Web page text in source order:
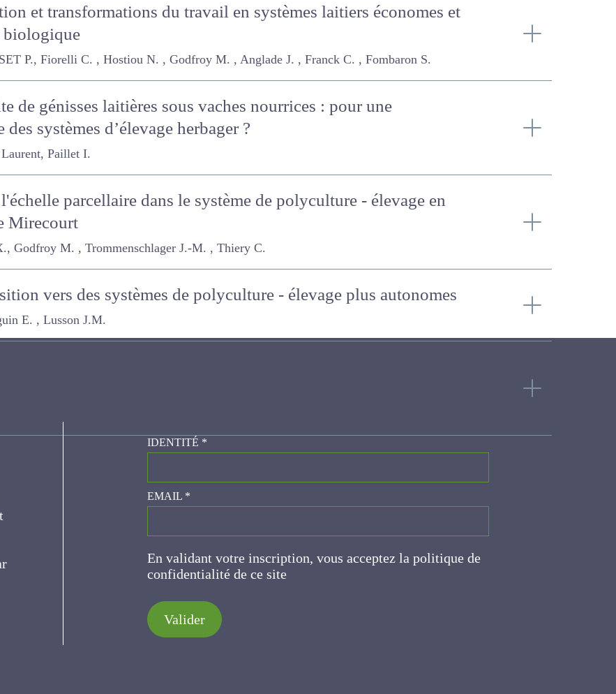
et transformations du travail en systèmes laitiers économes
biologique
Fiorelli C. , Hostiou N. , Godfroy M. , Anglade J. , Franck C. , Fombaron S.
de génisses laitières sous vaches nourrices : pour une
systèmes d’élevage herbager ?
Paillet I.
parcellaire dans le système de polyculture - élevage en
Mirecourt
M. , Trommenschlager J.-M. , Thiery C.
vers des systèmes de polyculture - élevage plus
, Lusson J.M.
COQUIL X. IDENTITÉ*
EMAIL*
En validant votre inscription, vous acceptez la politique
de confidentialité de ce site
Valider